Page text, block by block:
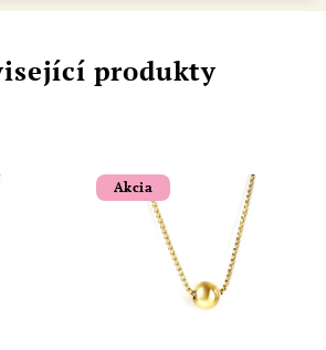
produkty
Akcia